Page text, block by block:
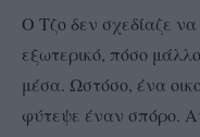
Ο Τζο δεν σχεδίαζε
εξωτερικό, πόσο
μέσα. Ωστόσο, ένα
φύτεψε έναν σπόρο.